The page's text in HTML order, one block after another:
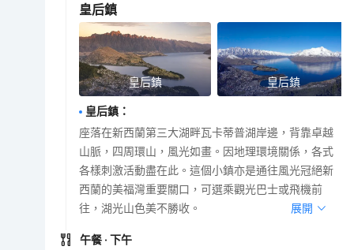
皇后鎮
皇后鎮 皇后鎮
皇后鎮 ：
座落在新西蘭第三大湖畔瓦卡蒂普湖岸邊，背靠卓越
山脈，四周環山，風光如畫。因地理環境關係，各式
各樣刺激活動盡在此。這個小鎮亦是通往風光冠絕新
西蘭的美福灣重要關口，可選乘觀光巴士或飛機前
往，湖光山色美不勝收。
展開
午餐 · 下午